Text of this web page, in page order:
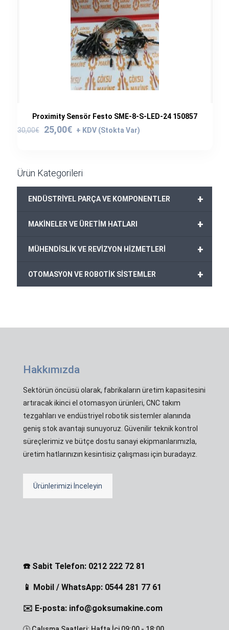
Proximity Sensör Festo SME-8-S-LED-24 150857
30,00€
Orijinal
25,00€
Şu
Ürün Kategorileri
+
ENDÜSTRİYEL PARÇA VE KOMPONENTLER
+
MAKİNELER VE ÜRETİM HATLARI
+
MÜHENDİSLİK VE REVİZYON HİZMETLERİ
+
OTOMASYON VE ROBOTİK SİSTEMLER
Hakkımızda
Sektörün öncüsü olarak, fabrikaların üretim kapasitesini
artıracak ikinci el otomasyon ürünleri, CNC takım
tezgahları ve endüstriyel robotik sistemler alanında
geniş stok avantajı sunuyoruz. Güvenilir teknik kontrol
süreçlerimiz ve bütçe dostu sanayi ekipmanlarımızla,
üretim hatlarınızın kesintisiz çalışması için buradayız.
Ürünlerimizi İnceleyin
☎️ Sabit Telefon: 0212 222 72 81
📱 Mobil / WhatsApp: 0544 281 77 61
✉️ E-posta: info@goksumakine.com